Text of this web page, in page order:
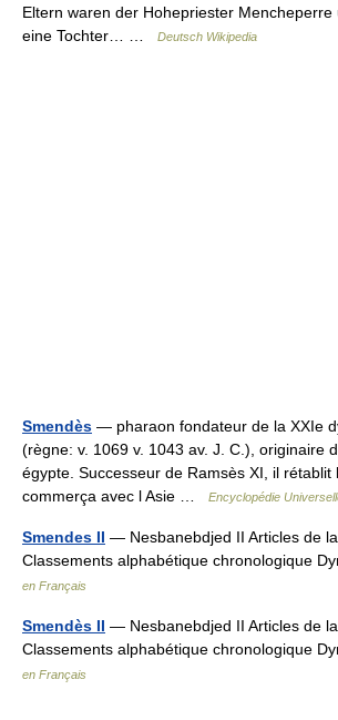
Eltern waren der Hohepriester Mencheperre
eine Tochter… …
Deutsch Wikipedia
Smendès — pharaon fondateur de la XXIe
(règne: v. 1069 v. 1043 av. J. C.), originaire
égypte. Successeur de Ramsès XI, il rétablit
commerça avec l Asie …
Encyclopédie
Smendes II — Nesbanebdjed II Articles de
Classements alphabétique chronologique
en Français
Smendès II — Nesbanebdjed II Articles de
Classements alphabétique chronologique
en Français